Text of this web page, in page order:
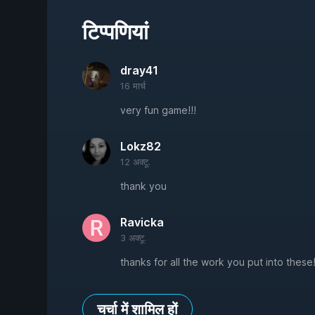
टिप्पणियां
dray41
16 मार्च
very fun game!!!
Lokz82
12 अक्टू.
thank you
Ravicka
3 अक्टू.
thanks for all the work you put into these!
चर्चा में शामिल हों